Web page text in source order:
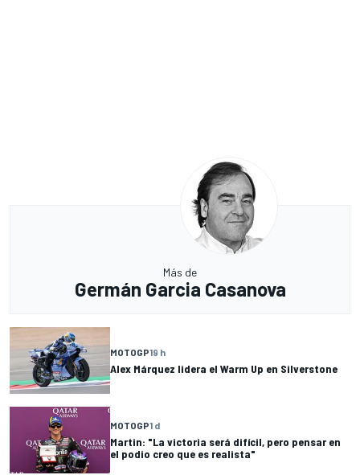
Más de
Germán Garcia Casanova
MOTOGP19 h
Alex Márquez lidera el Warm Up en Silverstone
MOTOGP1 d
Martin: "La victoria será difícil, pero pensar en
el podio creo que es realista"